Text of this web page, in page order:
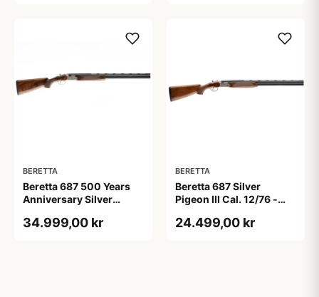
BERETTA
Beretta 687 500 Years
Anniversary Silver
34.999,00 kr
BERETTA
Beretta 687 Silver
Pigeon III Cal. 12/76 -
24.499,00 kr